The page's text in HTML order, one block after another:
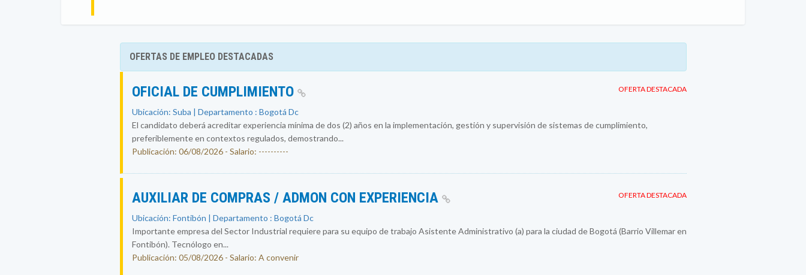
OFERTAS DE EMPLEO DESTACADAS
OFERTA DESTACADA
OFICIAL DE CUMPLIMIENTO
Ubicación: Suba | Departamento : Bogotá Dc
El candidato deberá acreditar experiencia mínima de dos (2) años en la implementación, gestión y supervisión de sistemas de cumplimiento,
preferiblemente en contextos regulados, demostrando...
Publicación: 06/08/2026 - Salario: ----------
OFERTA DESTACADA
AUXILIAR DE COMPRAS / ADMON CON EXPERIENCIA
Ubicación: Fontibón | Departamento : Bogotá Dc
Importante empresa del Sector Industrial requiere para su equipo de trabajo Asistente Administrativo (a) para la ciudad de Bogotá (Barrio Villemar en
Fontibón). Tecnólogo en...
Publicación: 05/08/2026 - Salario: A convenir